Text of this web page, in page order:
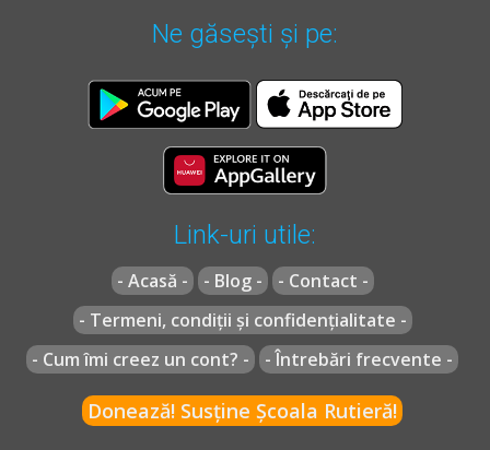
Ne găsești și pe:
Link-uri utile:
- Acasă - - Blog -
- Contact -
- Termeni, condiții și confidențialitate -
- Cum îmi creez un cont? -
- Întrebări frecvente -
Donează! Susține Școala Rutieră!